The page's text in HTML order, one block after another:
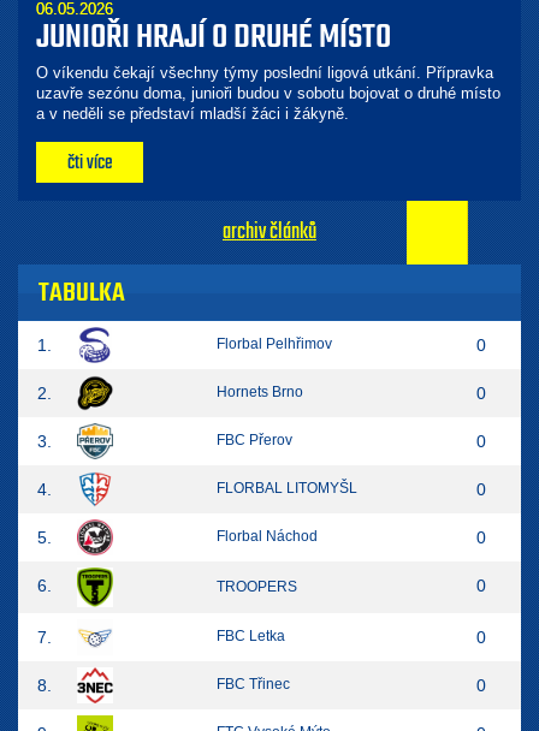
06.05.2026
JUNIOŘI HRAJÍ O DRUHÉ MÍSTO
O víkendu čekají všechny týmy poslední ligová utkání. Přípravka
uzavře sezónu doma, junioři budou v sobotu bojovat o druhé místo
a v neděli se představí mladší žáci i žákyně.
čti více
archiv článků
TABULKA
1. Florbal Pelhřimov 0
2. Hornets Brno 0
3. FBC Přerov 0
4. FLORBAL LITOMYŠL 0
5. Florbal Náchod 0
6. TROOPERS 0
7. FBC Letka 0
8. FBC Třinec 0